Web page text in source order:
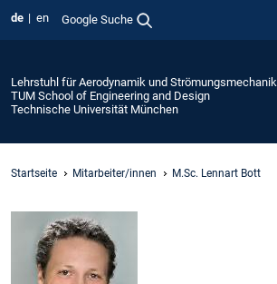
de en Google Suche
Lehrstuhl für Aerodynamik und Strömungsmechanik
TUM School of Engineering and Design
Technische Universität München
Startseite Mitarbeiter/innen M.Sc. Lennart Bott